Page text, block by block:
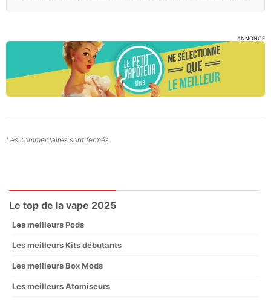
ANNONCE
Les commentaires sont fermés.
Le top de la vape 2025
Les meilleurs Pods
Les meilleurs Kits débutants
Les meilleurs Box Mods
Les meilleurs Atomiseurs